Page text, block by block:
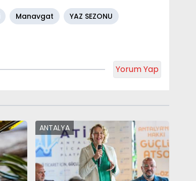
Manavgat
YAZ SEZONU
Yorum Yap
ANTALYA